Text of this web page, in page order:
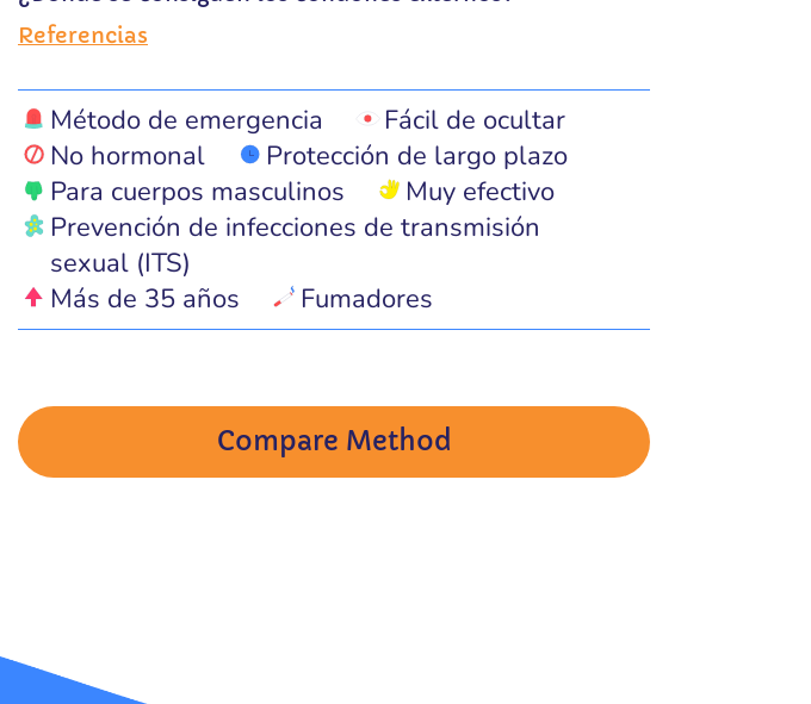
Referencias
Método de emergencia
Fácil de ocultar
No hormonal
Protección de largo plazo
Para cuerpos masculinos
Muy efectivo
Prevención de infecciones de transmisión
sexual (ITS)
Más de 35 años
Fumadores
Compare Method